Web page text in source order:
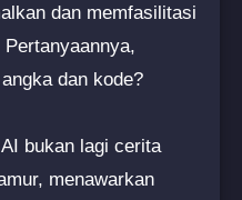
dan memfasilitasi
Pertanyaannya,
dan kode?
bukan lagi cerita
menawarkan